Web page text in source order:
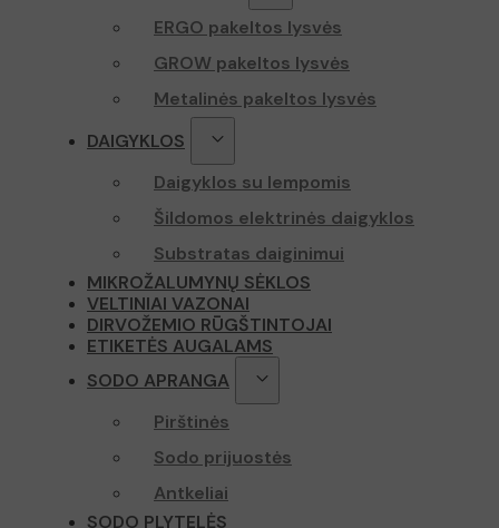
ERGO pakeltos lysvės
GROW pakeltos lysvės
Metalinės pakeltos lysvės
DAIGYKLOS
Daigyklos su lempomis
Šildomos elektrinės daigyklos
Substratas daiginimui
MIKROŽALUMYNŲ SĖKLOS
VELTINIAI VAZONAI
DIRVOŽEMIO RŪGŠTINTOJAI
ETIKETĖS AUGALAMS
SODO APRANGA
Pirštinės
Sodo prijuostės
Antkeliai
SODO PLYTELĖS